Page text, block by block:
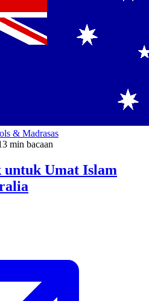
& Madrasas
min bacaan
untuk Umat Islam